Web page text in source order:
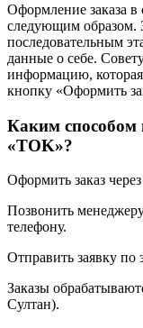
Оформление заказа
следующим образом.
последовательным
данные о себе.
информацию,
кнопку «Оформить
Каким способом
«TOK»?
Оформить заказ
Позвонить
телефону.
Отправить заявку по
Заказы
Султан).